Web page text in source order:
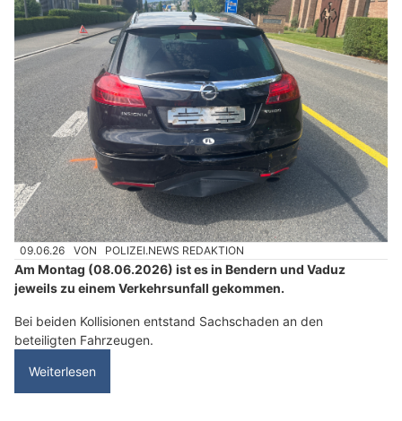
09.06.26 VON POLIZEI.NEWS REDAKTION
Am Montag (08.06.2026) ist es in Bendern und Vaduz
jeweils zu einem Verkehrsunfall gekommen.
Bei beiden Kollisionen entstand Sachschaden an den
beteiligten Fahrzeugen.
Weiterlesen